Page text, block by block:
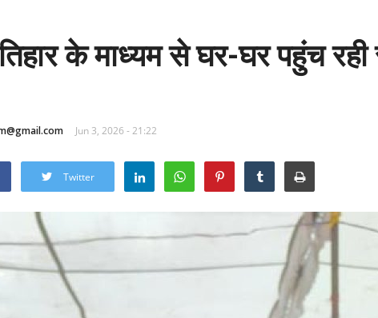
के माध्यम से घर-घर पहुंच रही
Jun 3, 2026 - 21:22
Twitter